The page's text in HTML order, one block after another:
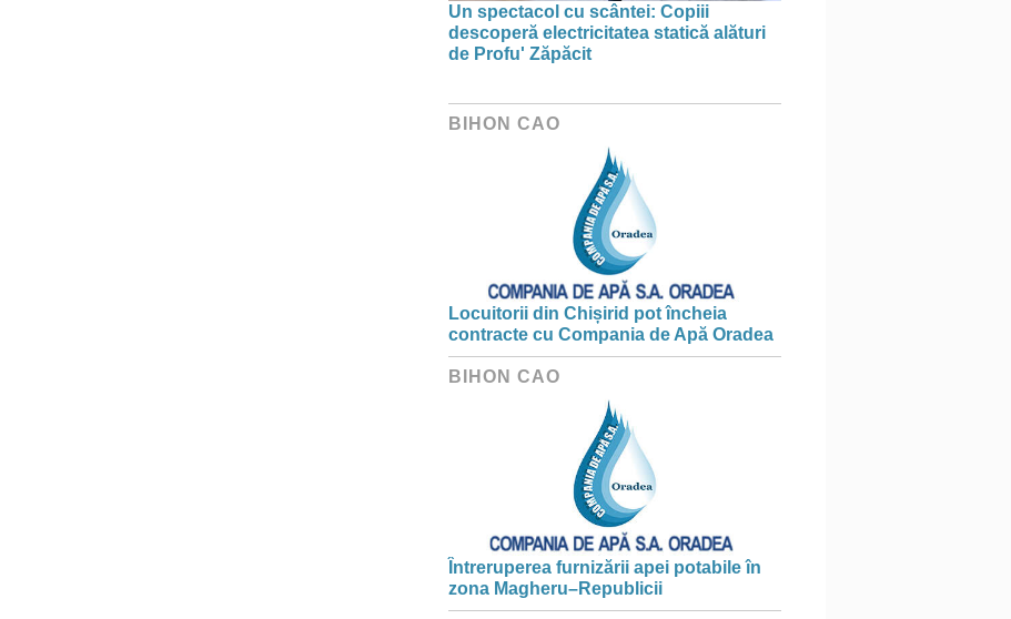
Un spectacol cu scântei: Copiii
descoperă electricitatea statică alături
de Profu' Zăpăcit
BIHON CAO
Locuitorii din Chișirid pot încheia
contracte cu Compania de Apă Oradea
BIHON CAO
Întreruperea furnizării apei potabile în
zona Magheru–Republicii